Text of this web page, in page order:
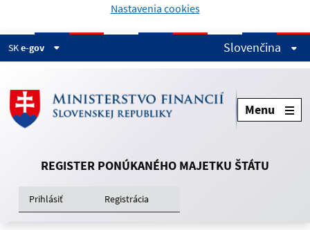
Nastavenia cookies
SKe-gov Slovenčina
Menu
REGISTER PONÚKANÉHO MAJETKU ŠTÁTU
Prihlásiť Registrácia